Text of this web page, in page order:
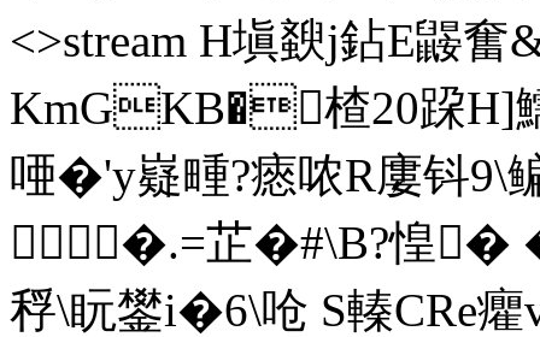
<>stream H塡斔j鉆E
KmGKB�楂20跥
唖�'y嶷畽?瘱哝R廔钭
�.=芷�#\B?惶�
稃\盶鐢i�6\呛 S轃CRe